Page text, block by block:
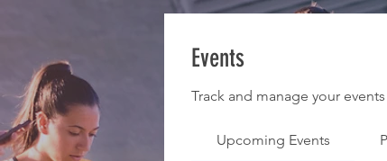
Events
Track and manage your
Upcoming Events